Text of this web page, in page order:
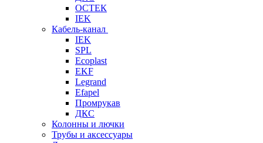
ОСТЕК
IEK
Кабель-канал
IEK
SPL
Ecoplast
EKF
Legrand
Efapel
Промрукав
ДКС
Колонны и лючки
Трубы и аксессуары